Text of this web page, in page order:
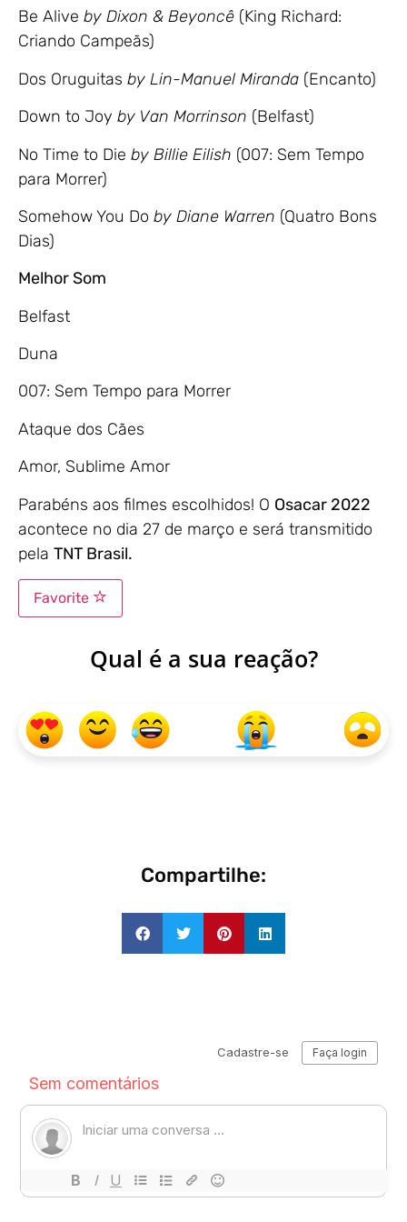
Be Alive by Dixon & Beyoncê (King Richard:
Criando Campeãs)
Dos Oruguitas by Lin-Manuel Miranda (Encanto)
Down to Joy by Van Morrinson (Belfast)
No Time to Die by Billie Eilish (007: Sem Tempo
para Morrer)
Somehow You Do by Diane Warren (Quatro Bons
Dias)
Melhor Som
Belfast
Duna
007: Sem Tempo para Morrer
Ataque dos Cães
Amor, Sublime Amor
Parabéns aos filmes escolhidos! O Osacar 2022
acontece no dia 27 de março e será transmitido
pela TNT Brasil.
Favorite
Qual é a sua reação?
Compartilhe: